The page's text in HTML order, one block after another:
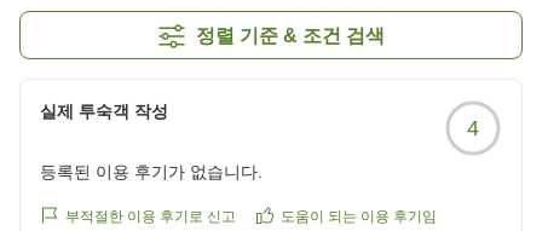
정렬 기준 & 조건 검색
실제 투숙객 작성
4
등록된 이용 후기가 없습니다.
부적절한 이용 후기로 신고 도움이 되는 이용 후기임